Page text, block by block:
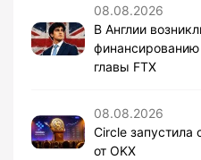
08.08.2026
В Англии
главы FTX
08.08.2026
Circle запустила
от OKX